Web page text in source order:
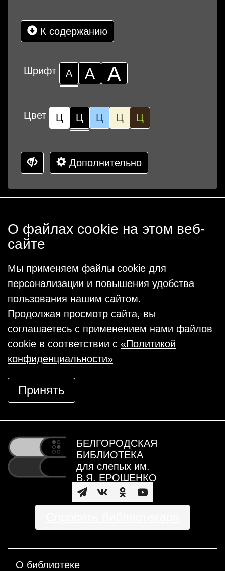
К содержанию
Шрифт А А А
Цвет Ц Ц Ц Ц Ц
Дополнительно
О файлах cookie на этом веб-
сайте
Мы применяем файлы cookie для
персонализации и повышения удобства
пользования нашим сайтом.
Продолжая просмотр сайта, вы
соглашаетесь с применением нами файлов
cookie в соответствии с «Политикой
конфиденциальности»
Принять
БЕЛГОРОДСКАЯ
БИБЛИОТЕКА
для слепых им.
В.Я. ЕРОШЕНКО
О библиотеке